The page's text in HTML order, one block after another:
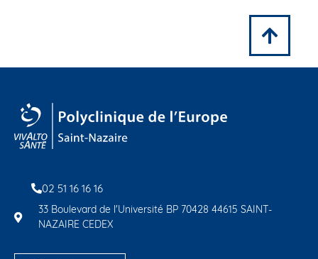
02 51 16 16 16
33 Boulevard de l'Université BP 70428 44615 SAINT-
NAZAIRE CEDEX